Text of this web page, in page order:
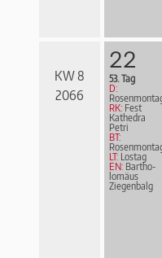
KW 8
2066
22
53. Tag
D:
RK: Fest
Kathedra
Petri
BT:
LT: Lostag
EN: Bar­tho­
lo­mä­us
Ziegen­balg